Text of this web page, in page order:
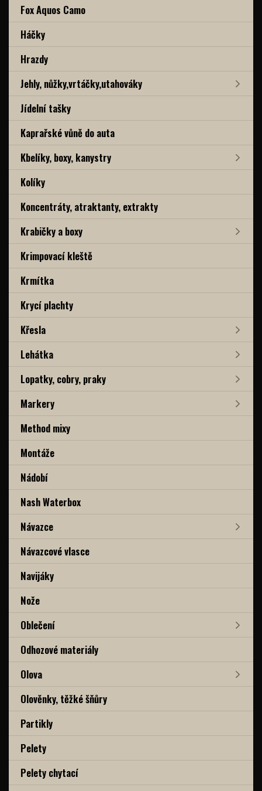
Fox Aquos Camo
Háčky
Hrazdy
Jehly, nůžky,vrtáčky,utahováky
Jídelní tašky
Kaprařské vůně do auta
Kbelíky, boxy, kanystry
Kolíky
Koncentráty, atraktanty, extrakty
Krabičky a boxy
Krimpovací kleště
Krmítka
Krycí plachty
Křesla
Lehátka
Lopatky, cobry, praky
Markery
Method mixy
Montáže
Nádobí
Nash Waterbox
Návazce
Návazcové vlasce
Navijáky
Nože
Oblečení
Odhozové materiály
Olova
Olověnky, těžké šňůry
Partikly
Pelety
Pelety chytací